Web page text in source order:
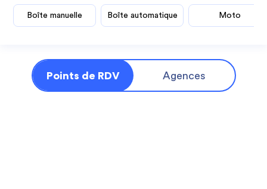
Boîte manuelle Boîte automatique Moto
Points de RDV Agences